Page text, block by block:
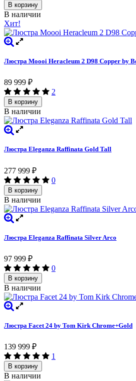
В корзину
В наличии
Хит!
Люстра Moooi Heracleum 2 D98 Copper by
89 999 ₽
2
В корзину
В наличии
Люстра Eleganza Raffinata Gold Tall
277 999 ₽
0
В корзину
В наличии
Люстра Eleganza Raffinata Silver Arco
97 999 ₽
0
В корзину
В наличии
Люстра Facet 24 by Tom Kirk Chrome+Gold
139 999 ₽
1
В корзину
В наличии